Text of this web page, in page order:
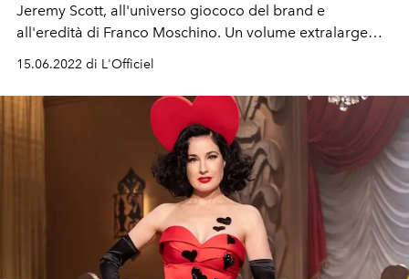
Jeremy Scott, all'universo giococo del brand e
all'eredità di Franco Moschino. Un volume extralarge
15.06.2022 di L'Officiel